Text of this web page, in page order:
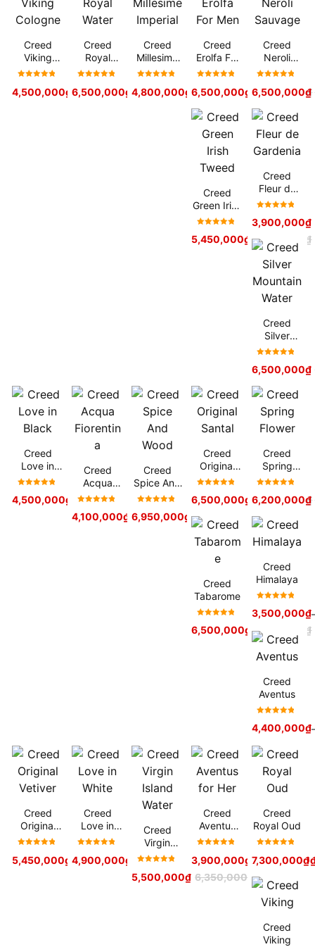
Creed
Viking
Cologne
hạng5
4,500,000₫–6,800,000 ₫
Creed
Royal
Water
hạng5
7,300,000₫
6,500,000₫
Creed
Millesime
Imperial
hạng5
4,800,000₫–5,680,000 ₫
Creed
Erolfa For
Men
hạng5
7,200,000₫
6,500,000₫
Creed
Neroli
Sauvage
hạng5
6,500,000₫
Creed
Green Irish
Tweed
hạng5
7,200,000 ₫
5,450,000₫
Creed
Fleur de
Gardenia
hạng5
3,900,000₫
Creed
Silver
Mountain
hạng5
6,500,000₫
Creed
Love in
Black
hạng5
4,500,000₫
Creed
Acqua
Fiorentina
hạng5
4,100,000₫
Creed
Spice And
Wood
hạng5
7,200,000 ₫
6,950,000₫
Creed
Original
Santal
hạng5
7,300,000₫
6,500,000₫
Creed
Spring
Flower
hạng5
6,200,000₫
Creed
Tabarome
hạng5
7,350,000 ₫
6,500,000₫
Creed
Himalaya
hạng5
3,500,000₫
Creed
Aventus
hạng5
4,400,000₫
Creed
Original
Vetiver
hạng5
5,450,000₫ –6,500,000
Creed
Love in
White
hạng5
5,500,000 ₫
4,900,000₫
Creed
Virgin
Island
hạng5
6,350,000 ₫
5,500,000₫
Creed
Aventus
for Her
hạng5
sao
3,900,000₫ –5,800,000
Creed
Royal Oud
hạng5
7,300,000₫
Creed
Viking